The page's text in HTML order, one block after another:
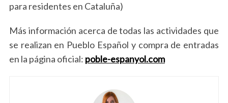
para residentes en Cataluña)
Más información acerca de todas las actividades que
se realizan en Pueblo Español y compra de entradas
en la página oficial: poble-espanyol.com